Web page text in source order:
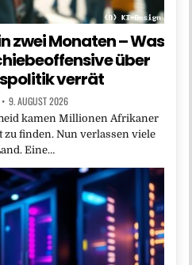
zwei Monaten – Was
über
verrät
9. AUGUST 2026
kamen Millionen Afrikaner
zu finden. Nun verlassen viele
Eine…